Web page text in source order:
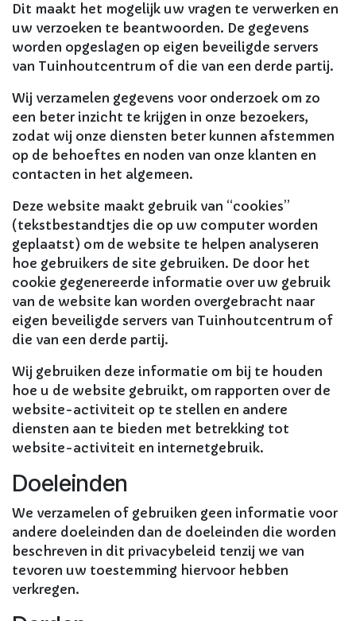
Dit maakt het mogelijk uw vragen te verwerken en
uw verzoeken te beantwoorden. De gegevens
worden opgeslagen op eigen beveiligde servers
van Tuinhoutcentrum of die van een derde partij.
Wij verzamelen gegevens voor onderzoek om zo
een beter inzicht te krijgen in onze bezoekers,
zodat wij onze diensten beter kunnen afstemmen
op de behoeftes en noden van onze klanten en
contacten in het algemeen.
Deze website maakt gebruik van “cookies”
(tekstbestandtjes die op uw computer worden
geplaatst) om de website te helpen analyseren
hoe gebruikers de site gebruiken. De door het
cookie gegenereerde informatie over uw gebruik
van de website kan worden overgebracht naar
eigen beveiligde servers van Tuinhoutcentrum of
die van een derde partij.
Wij gebruiken deze informatie om bij te houden
hoe u de website gebruikt, om rapporten over de
website-activiteit op te stellen en andere
diensten aan te bieden met betrekking tot
website-activiteit en internetgebruik.
Doeleinden
We verzamelen of gebruiken geen informatie voor
andere doeleinden dan de doeleinden die worden
beschreven in dit privacybeleid tenzij we van
tevoren uw toestemming hiervoor hebben
verkregen.